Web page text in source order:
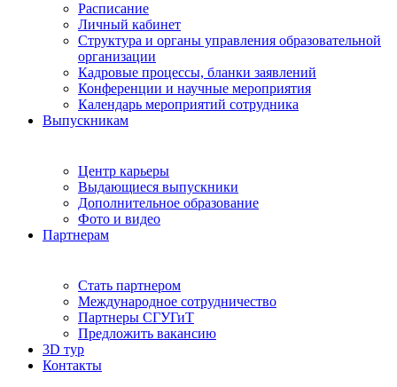
Расписание
Личный кабинет
Структура и органы управления образовательной
организации
Кадровые процессы, бланки заявлений
Конференции и научные мероприятия
Календарь мероприятий сотрудника
Выпускникам
Центр карьеры
Выдающиеся выпускники
Дополнительное образование
Фото и видео
Партнерам
Стать партнером
Международное сотрудничество
Партнеры СГУГиТ
Предложить вакансию
3D тур
Контакты